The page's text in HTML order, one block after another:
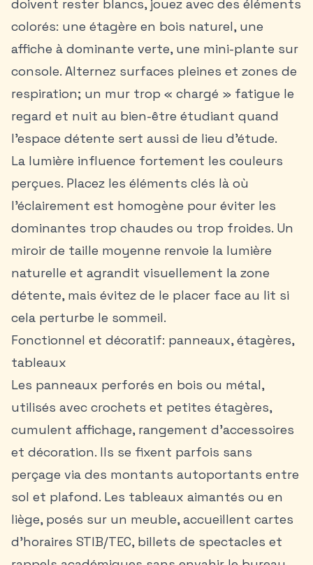
doivent rester blancs, jouez avec des éléments
colorés: une étagère en bois naturel, une
affiche à dominante verte, une mini-plante sur
console. Alternez surfaces pleines et zones de
respiration; un mur trop « chargé » fatigue le
regard et nuit au bien-être étudiant quand
l’espace détente sert aussi de lieu d’étude.
La lumière influence fortement les couleurs
perçues. Placez les éléments clés là où
l’éclairement est homogène pour éviter les
dominantes trop chaudes ou trop froides. Un
miroir de taille moyenne renvoie la lumière
naturelle et agrandit visuellement la zone
détente, mais évitez de le placer face au lit si
cela perturbe le sommeil.
Fonctionnel et décoratif: panneaux, étagères,
tableaux
Les panneaux perforés en bois ou métal,
utilisés avec crochets et petites étagères,
cumulent affichage, rangement d’accessoires
et décoration. Ils se fixent parfois sans
perçage via des montants autoportants entre
sol et plafond. Les tableaux aimantés ou en
liège, posés sur un meuble, accueillent cartes
d’horaires STIB/TEC, billets de spectacles et